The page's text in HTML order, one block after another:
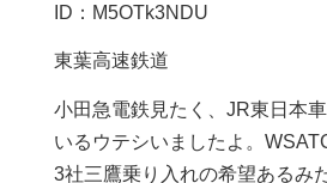
ID：M5OTk3NDU
東葉高速鉄道
小田急電鉄見たく、JR東日本
いるウテシいましたよ。
3社三鷹乗り入れの希望あるみ